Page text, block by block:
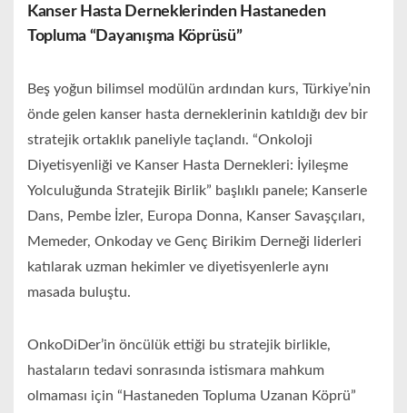
Kanser Hasta Derneklerinden Hastaneden
Topluma “Dayanışma Köprüsü”
Beş yoğun bilimsel modülün ardından kurs, Türkiye’nin
önde gelen kanser hasta derneklerinin katıldığı dev bir
stratejik ortaklık paneliyle taçlandı. “Onkoloji
Diyetisyenliği ve Kanser Hasta Dernekleri: İyileşme
Yolculuğunda Stratejik Birlik” başlıklı panele; Kanserle
Dans, Pembe İzler, Europa Donna, Kanser Savaşçıları,
Memeder, Onkoday ve Genç Birikim Derneği liderleri
katılarak uzman hekimler ve diyetisyenlerle aynı
masada buluştu.
OnkoDiDer’in öncülük ettiği bu stratejik birlikle,
hastaların tedavi sonrasında istismara mahkum
olmaması için “Hastaneden Topluma Uzanan Köprü”